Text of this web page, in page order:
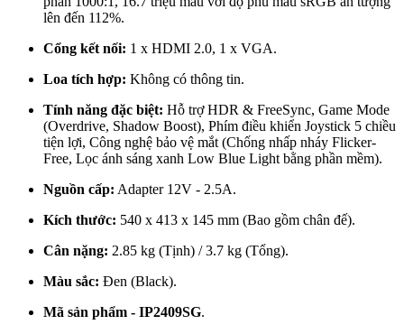
lên đến 112%.
Cổng kết nối: 1 x HDMI 2.0, 1 x VGA.
Loa tích hợp: Không có thông tin.
Tính năng đặc biệt: Hỗ trợ HDR & FreeSync, Game Mode
(Overdrive, Shadow Boost), Phím điều khiển Joystick 5 chiều
tiện lợi, Công nghệ bảo vệ mắt (Chống nhấp nháy Flicker-
Free, Lọc ánh sáng xanh Low Blue Light bằng phần mềm).
Nguồn cấp: Adapter 12V - 2.5A.
Kích thước: 540 x 413 x 145 mm (Bao gồm chân đế).
Cân nặng: 2.85 kg (Tịnh) / 3.7 kg (Tổng).
Màu sắc: Đen (Black).
Mã sản phẩm - IP2409SG.